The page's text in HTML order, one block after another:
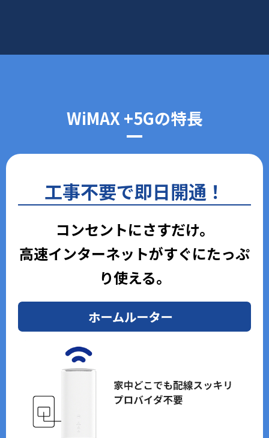
WiMAX +5Gの特長
工事不要で即日開通！
コンセントにさすだけ。
高速インターネットがすぐにたっぷ
り使える。